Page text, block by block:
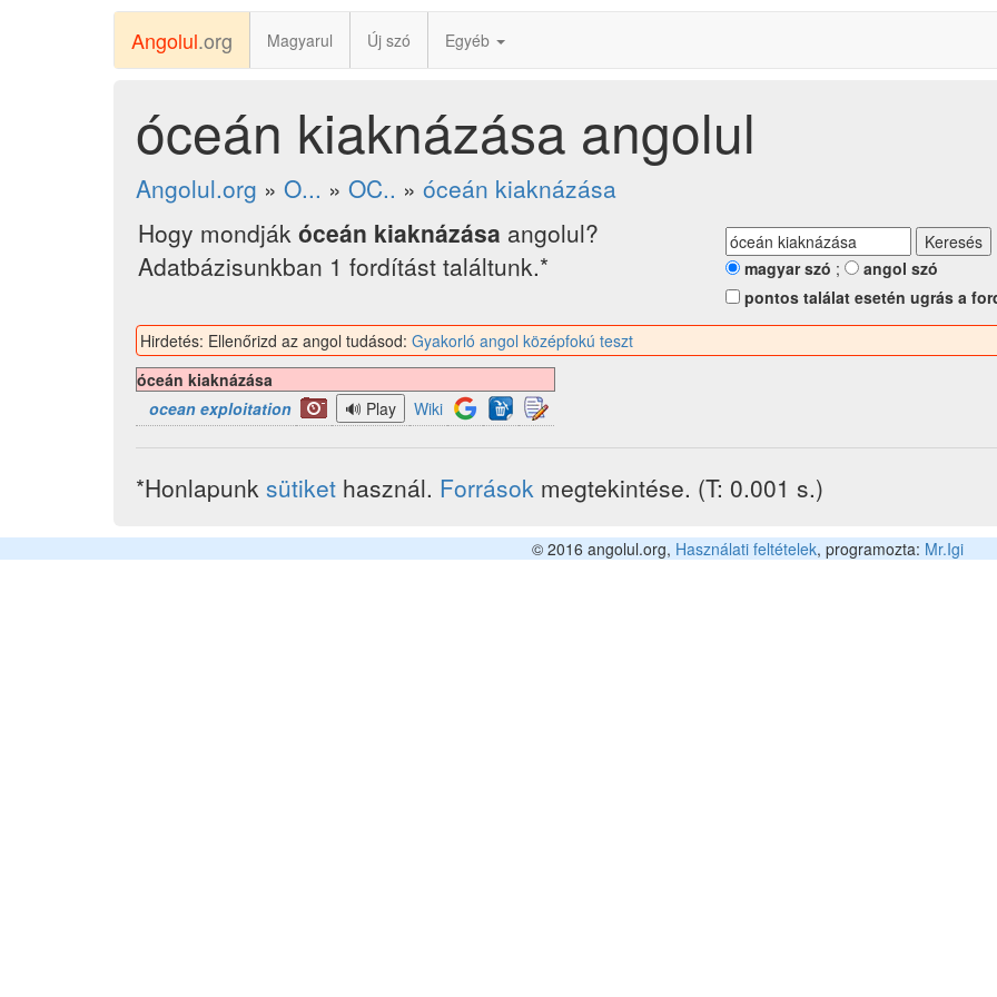
Angolul.org Magyarul Új szó Egyéb
óceán kiaknázása angolul
Angolul.org » O... » OC.. » óceán kiaknázása
Hogy mondják óceán kiaknázása angolul?
Adatbázisunkban 1 fordítást találtunk.*
magyar szó ;
angol szó
pontos találat esetén ugrás a
Hirdetés: Ellenőrizd az angol tudásod: Gyakorló angol középfokú teszt
óceán kiaknázása
ocean exploitation
Wiki
*Honlapunk sütiket használ. Források megtekintése. (T: 0.001 s.)
© 2016 angolul.org, Használati feltételek, programozta: Mr.Igi